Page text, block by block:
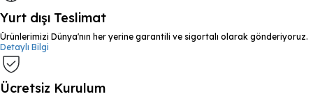
Yurt dışı Teslimat
Ürünlerimizi Dünya'nın her yerine garantili ve sigortalı olarak gönderiyoruz.
Detaylı Bilgi
Ücretsiz Kurulum